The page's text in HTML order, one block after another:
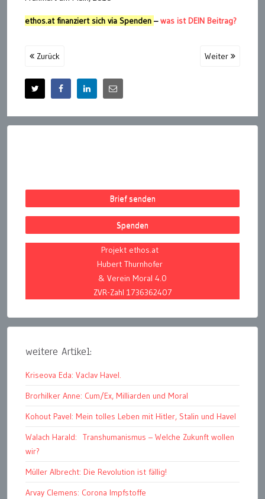
ethos.at finanziert sich via Spenden –was ist DEIN Beitrag?
Zurück Weiter
Brief senden
Spenden
Projekt ethos.at
Hubert Thurnhofer
& Verein Moral 4.0
ZVR-Zahl 1736362407
weitere Artikel:
Kriseova Eda: Vaclav Havel.
Brorhilker Anne: Cum/Ex, Milliarden und Moral
Kohout Pavel: Mein tolles Leben mit Hitler, Stalin und Havel
Walach Harald: Transhumanismus – Welche Zukunft wollen
wir?
Müller Albrecht: Die Revolution ist fällig!
Arvay Clemens: Corona Impfstoffe